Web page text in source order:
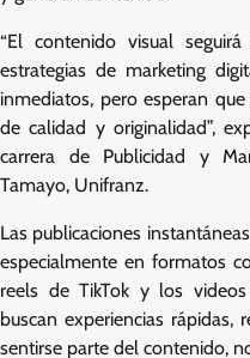
“El contenido visual
estrategias de marketing
inmediatos, pero esperan
de calidad y originalidad”,
carrera de Publicidad y
Tamayo, Unifranz.
Las publicaciones
especialmente en formatos
reels de TikTok y los
buscan experiencias
sentirse parte del contenido,